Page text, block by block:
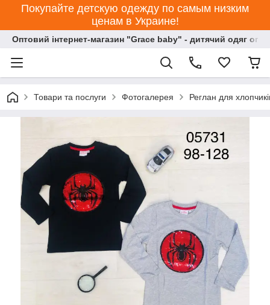
Покупайте детскую одежду по самым низким
ценам в Украине!
Оптовий інтернет-магазин "Grace baby" - дитячий одяг
Товари та послуги Фотогалерея Реглан для